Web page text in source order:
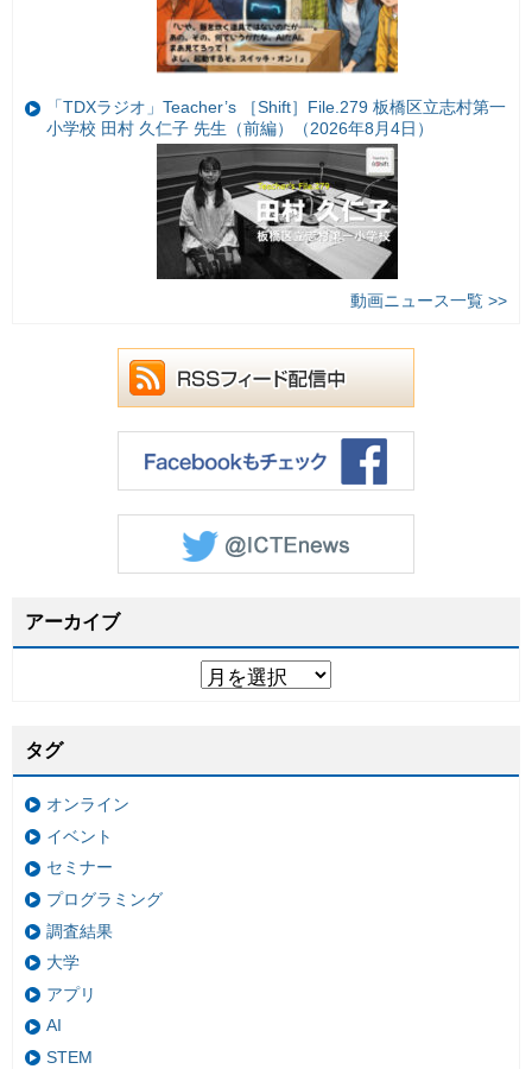
「TDXラジオ」Teacher’s ［Shift］File.279 板橋区立志村第一
小学校 田村 久仁子 先生（前編）（2026年8月4日）
動画ニュース一覧 >>
アーカイブ
タグ
オンライン
イベント
セミナー
プログラミング
調査結果
大学
アプリ
AI
STEM